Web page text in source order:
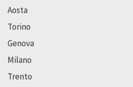
Aosta
Torino
Genova
Milano
Trento